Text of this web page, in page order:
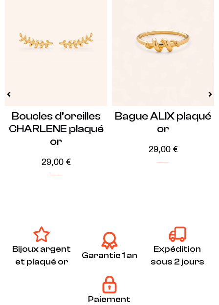
Boucles d’oreilles
CHARLENE plaqué
or
29,00 €
Bague ALIX plaqué
or
29,00 €
Bijoux argent
et plaqué or
Garantie 1 an
Expédition
sous 2 jours
Paiement